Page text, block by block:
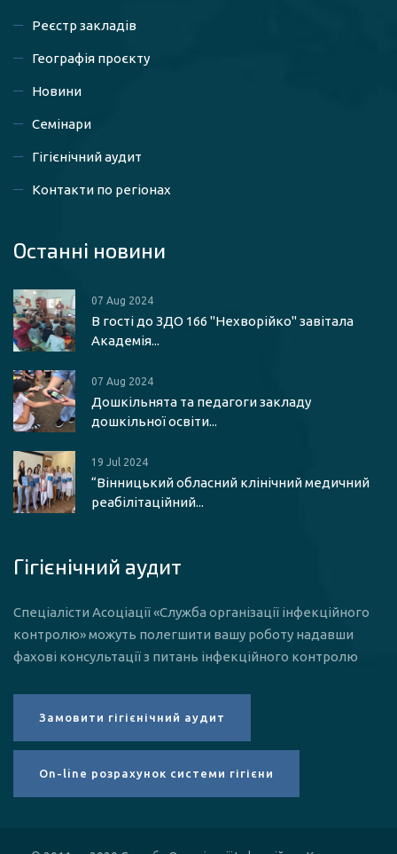
Реєстр закладів
Географія проєкту
Новини
Семінари
Гігієнічний аудит
Контакти по регіонах
Останні новини
07 Aug 2024
В гості до ЗДО 166 "Нехворійко" завітала
Академія...
07 Aug 2024
Дошкільнята та педагоги закладу
дошкільної освіти...
19 Jul 2024
“Вінницький обласний клінічний медичний
реабілітаційний...
Гігієнічний аудит
Спеціалісти Асоціації «Служба організації інфекційного
контролю» можуть полегшити вашу роботу надавши
фахові консультації з питань інфекційного контролю